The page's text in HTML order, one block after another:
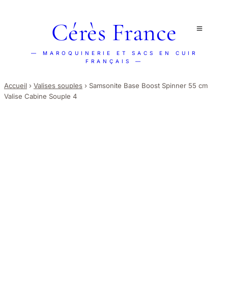
Cérès France
— MAROQUINERIE ET SACS EN CUIR
FRANÇAIS —
Accueil › Valises souples › Samsonite Base Boost Spinner 55 cm
Valise Cabine Souple 4